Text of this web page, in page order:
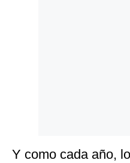
Y como cada año,